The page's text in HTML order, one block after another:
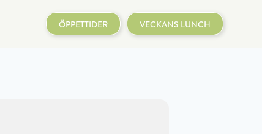
ÖPPETTIDER VECKANS LUNCH